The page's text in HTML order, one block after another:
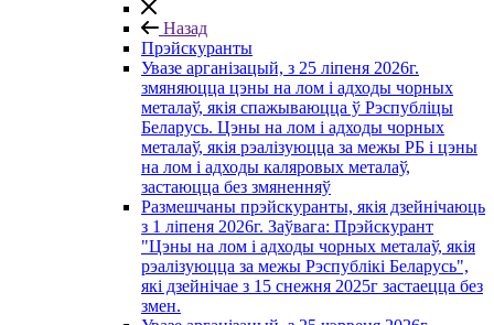
Назад
Прэйскуранты
Увазе арганізацый, з 25 лiпеня 2026г.
змяняюцца цэны на лом і адходы чорных
металаў, якія спажываюцца ў Рэспубліцы
Беларусь. Цэны на лом і адходы чорных
металаў, якія рэалізуюцца за межы РБ і цэны
на лом і адходы каляровых металаў,
застаюцца без змяненняў
Размешчаны прэйскуранты, якія дзейнічаюць
з 1 лiпеня 2026г. Заўвага: Прэйскурант
"Цэны на лом і адходы чорных металаў, якія
рэалізуюцца за межы Рэспублікі Беларусь",
які дзейнічае з 15 снежня 2025г застаецца без
змен.